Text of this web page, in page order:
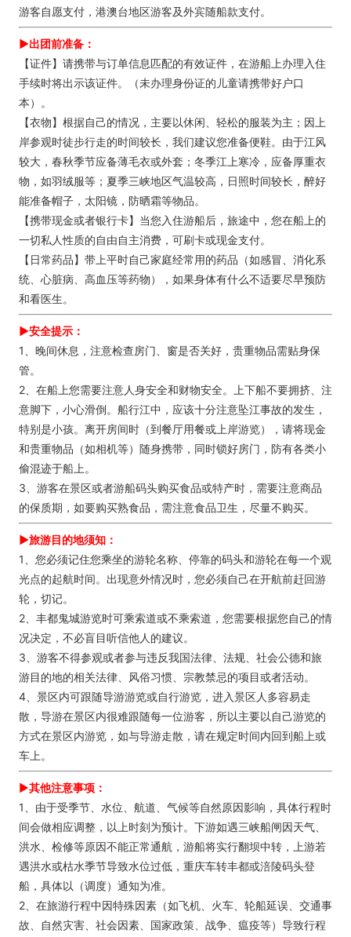
游客自愿支付，港澳台地区游客及外宾随船款支付。
►出团前准备：
【证件】请携带与订单信息匹配的有效证件，在游船上办理入住
手续时将出示该证件。（未办理身份证的儿童请携带好户口
本）。
【衣物】根据自己的情况，主要以休闲、轻松的服装为主；因上
岸参观时徒步行走的时间较长，我们建议您准备便鞋。由于江风
较大，春秋季节应备薄毛衣或外套；冬季江上寒冷，应备厚重衣
物，如羽绒服等；夏季三峡地区气温较高，日照时间较长，醉好
能准备帽子，太阳镜，防晒霜等物品。
【携带现金或者银行卡】当您入住游船后，旅途中，您在船上的
一切私人性质的自由自主消费，可刷卡或现金支付。
【日常药品】带上平时自己家庭经常用的药品（如感冒、消化系
统、心脏病、高血压等药物），如果身体有什么不适要尽早预防
和看医生。
►安全提示：
1、晚间休息，注意检查房门、窗是否关好，贵重物品需贴身保
管。
2、在船上您需要注意人身安全和财物安全。上下船不要拥挤、注
意脚下，小心滑倒。船行江中，应该十分注意坠江事故的发生，
特别是小孩。离开房间时（到餐厅用餐或上岸游览），请将现金
和贵重物品（如相机等）随身携带，同时锁好房门，防有各类小
偷混迹于船上。
3、游客在景区或者游船码头购买食品或特产时，需要注意商品
的保质期，如要购买熟食品，需注意食品卫生，尽量不购买。
►旅游目的地须知：
1、您必须记住您乘坐的游轮名称、停靠的码头和游轮在每一个观
光点的起航时间。出现意外情况时，您必须自己在开航前赶回游
轮，切记。
2、丰都鬼城游览时可乘索道或不乘索道，您需要根据您自己的情
况决定，不必盲目听信他人的建议。
3、游客不得参观或者参与违反我国法律、法规、社会公德和旅
游目的地的相关法律、风俗习惯、宗教禁忌的项目或者活动。
4、景区内可跟随导游游览或自行游览，进入景区人多容易走
散，导游在景区内很难跟随每一位游客，所以主要以自己游览的
方式在景区内游览，如与导游走散，请在规定时间内回到船上或
车上。
►其他注意事项：
1、由于受季节、水位、航道、气候等自然原因影响，具体行程时
间会做相应调整，以上时刻为预计。下游如遇三峡船闸因天气、
洪水、检修等原因不能正常通航，游船将实行翻坝中转，上游若
遇洪水或枯水季节导致水位过低，重庆车转丰都或涪陵码头登
船，具体以（调度）通知为准。
2、在旅游行程中因特殊因素（如飞机、火车、轮船延误、交通事
故、自然灾害、社会因素、国家政策、战争、瘟疫等）导致行程